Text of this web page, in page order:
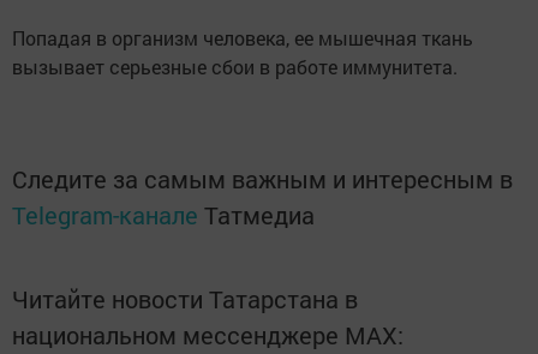
Попадая в организм человека, ее мышечная ткань
вызывает серьезные сбои в работе иммунитета.
Следите за самым важным и интересным в
Telegram-канале Татмедиа
Читайте новости Татарстана в
национальном мессенджере MАХ: